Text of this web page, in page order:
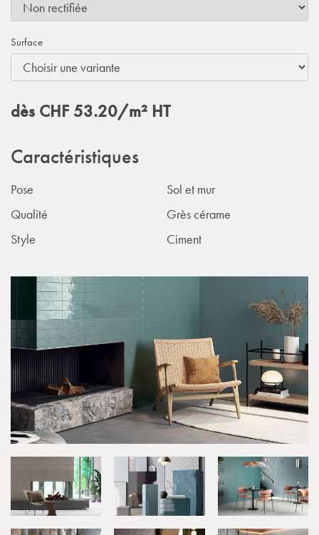
Surface
dès CHF53.20/m² HT
Caractéristiques
Pose
Sol et mur
Qualité
Grès cérame
Style
Ciment